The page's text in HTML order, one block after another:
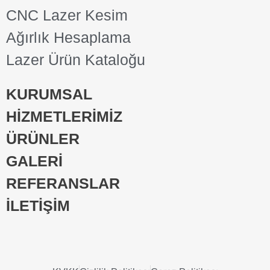
CNC Lazer Kesim
Ağırlık Hesaplama
Lazer Ürün Kataloğu
KURUMSAL
HİZMETLERİMİZ
ÜRÜNLER
GALERİ
REFERANSLAR
İLETİŞİM